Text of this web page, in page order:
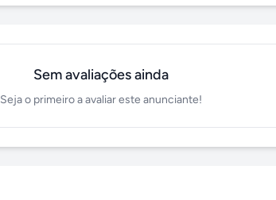
Sem avaliações ainda
Seja o primeiro a avaliar este anunciante!